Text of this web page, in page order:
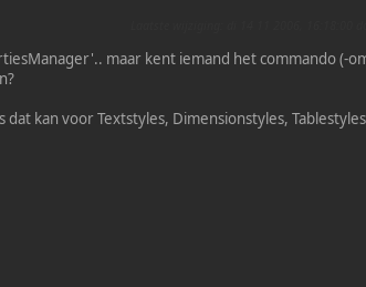
maar kent iemand het commando (-
kan voor Textstyles, Dimensionstyles,